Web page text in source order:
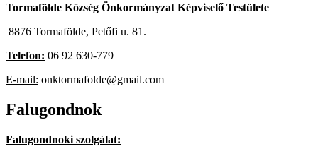
Tormafölde Község Önkormányzat Képviselő Testülete
8876 Tormafölde, Petőfi u. 81.
Telefon: 06 92 630-779
E-mail: onktormafolde@gmail.com
Falugondnok
Falugondnoki szolgálat: